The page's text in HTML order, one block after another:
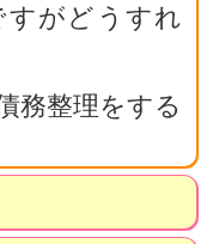
がどうすれ
務整理をする